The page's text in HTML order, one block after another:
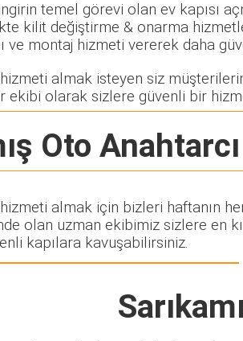
temel görevi olan ev kapısı
kilit değiştirme & onarma
ve montaj hizmeti vererek daha
hizmeti almak isteyen siz
ekibi olarak sizlere güvenli bir
Oto Anahtarcı
hizmeti almak için bizleri haftanın
olan uzman ekibimiz sizlere en
kapılara kavuşabilirsiniz.